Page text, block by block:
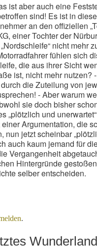
ist aber auch eine
sind! Es ist in
an den offiziellen
einer Tochter der
nicht mehr
fühlen sich
die aus ihrer Sicht
ist, nicht mehr nutzen?
die Zuteilung von
- Aber warum
sie doch bisher
und
Argumentation, die
jetzt scheinbar
auch kaum jemand für
Vergangenheit
Hintergründe
selber entscheiden.
diskriminiert?
.